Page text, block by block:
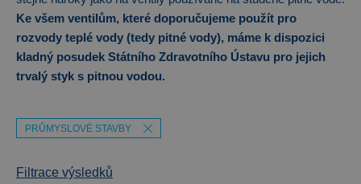
Ke všem ventilům, které doporučujeme použít pro
rozvody teplé vody (tedy pitné vody), máme k dispozici
kladný posudek Státního Zdravotního Ústavu pro jejich
trvalý styk s pitnou vodou.
PRŮMYSLOVÉ STAVBY
Filtrace výsledků